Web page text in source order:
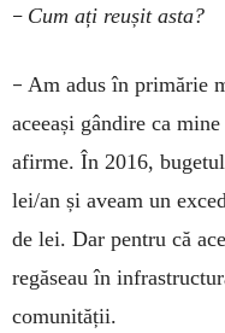
– Cum ați reușit asta?
– Am adus în primărie
aceeași gândire ca
afirme. În 2016,
lei/an și aveam un
de lei. Dar pentru că
regăseau în
comunității.